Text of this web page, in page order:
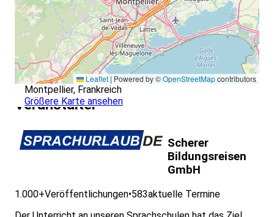
Leaflet | Powered by ©OpenStreetMapcontributors
Montpellier, Frankreich
Größere Karte ansehen
Veranstalter
Scherer
Bildungsreisen
GmbH
1.000+Veröffentlichungen•583aktuelle Termine